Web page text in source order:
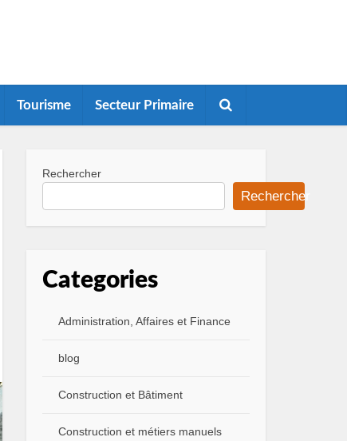
Tourisme Secteur Primaire
Rechercher
Rechercher
Categories
Administration, Affaires et Finance
blog
Construction et Bâtiment
Construction et métiers manuels